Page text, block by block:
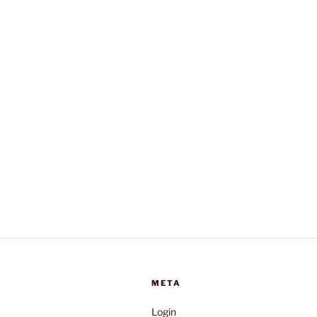
META
Login